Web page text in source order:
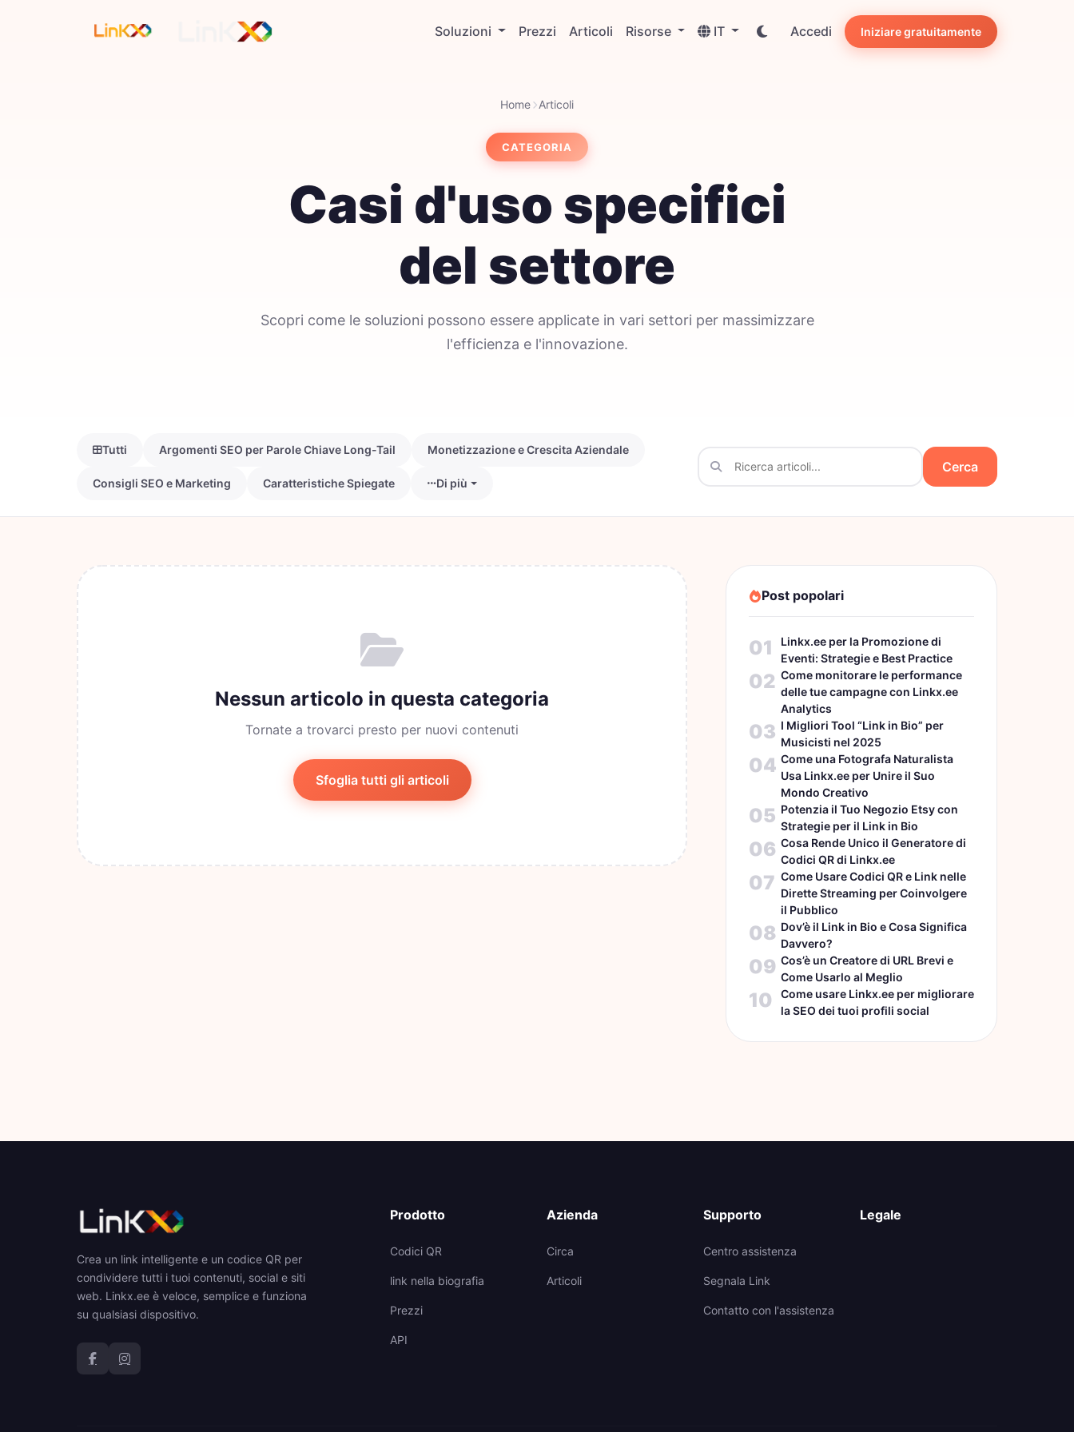
Soluzioni Prezzi Articoli Risorse IT Accedi Iniziare gratuitamente
Home Articoli
CATEGORIA
Casi d'uso specifici
del settore
Scopri come le soluzioni possono essere applicate in vari settori per massimizzare
l'efficienza e l'innovazione.
Tutti Argomenti SEO per Parole Chiave Long-Tail Monetizzazione e Crescita Aziendale
Consigli SEO e Marketing Caratteristiche Spiegate Di più
Cerca
Nessun articolo in questa categoria
Tornate a trovarci presto per nuovi contenuti
Sfoglia tutti gli articoli
Post popolari
01
Linkx.ee per la Promozione di
Eventi: Strategie e Best Practice
02 Come monitorare le performance
delle tue campagne con Linkx.ee
Analytics
03 I Migliori Tool “Link in Bio” per
Musicisti nel 2025
04 Come una Fotografa Naturalista
Usa Linkx.ee per Unire il Suo
Mondo Creativo
05 Potenzia il Tuo Negozio Etsy con
Strategie per il Link in Bio
06 Cosa Rende Unico il Generatore di
Codici QR di Linkx.ee
07 Come Usare Codici QR e Link nelle
Dirette Streaming per Coinvolgere
il Pubblico
08 Dov’è il Link in Bio e Cosa Significa
Davvero?
09 Cos’è un Creatore di URL Brevi e
Come Usarlo al Meglio
10
Come usare Linkx.ee per migliorare
la SEO dei tuoi profili social
Crea un link intelligente e un codice QR per
condividere tutti i tuoi contenuti, social e siti
web. Linkx.ee è veloce, semplice e funziona
su qualsiasi dispositivo.
Prodotto
Codici QR
link nella biografia
Prezzi
API
Azienda
Circa
Articoli
Supporto
Centro assistenza
Segnala Link
Contatto con l'assistenza
Legale